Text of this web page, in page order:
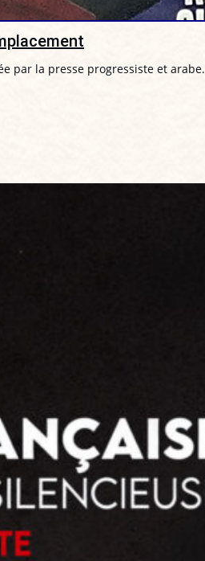
par la presse progressiste et arabe.